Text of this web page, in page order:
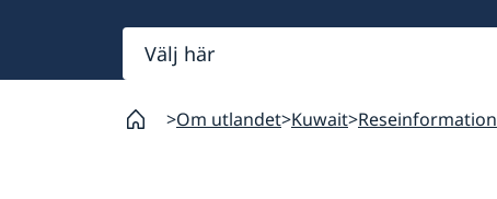
Välj
här
Om utlandet Kuwait Reseinformation